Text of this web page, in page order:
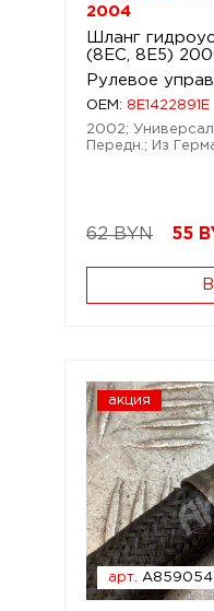
2004
Шланг
(8EC, 8E5)
Рулевое
OEM: 8E1422891E
2002;
Передн.; Из
62 BYN 55
акция
арт. A859054